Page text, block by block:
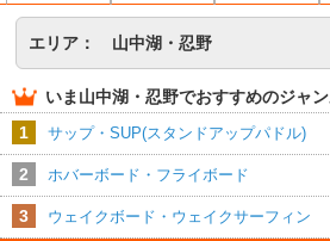
エリア： 山中湖・忍野
いま 山中湖・忍野でおすすめのジャ
1
サップ・SUP(スタンドアップパドル)
2 ホバーボード・フライボード
3 ウェイクボード・ウェイクサーフィン